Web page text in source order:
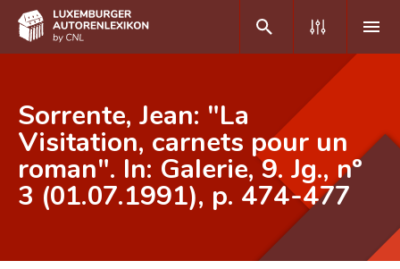
DE FR
Home
Autor(inn)en A-Z
Sorrente, Jean: "La
Visitation, carnets pour un
roman". In: Galerie, 9. Jg., nº
3 (01.07.1991), p. 474-477